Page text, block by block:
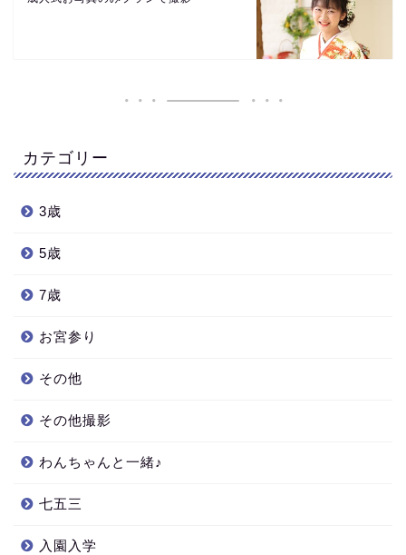
カテゴリー
3歳
5歳
7歳
お宮参り
その他
その他撮影
わんちゃんと一緒♪
七五三
入園入学